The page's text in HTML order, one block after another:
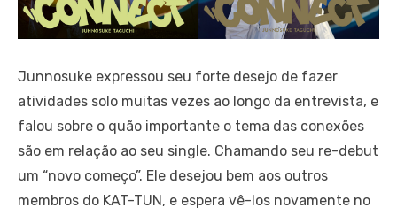
Junnosuke expressou seu forte desejo de fazer
atividades solo muitas vezes ao longo da entrevista, e
falou sobre o quão importante o tema das conexões
são em relação ao seu single. Chamando seu re-debut
um “novo começo”. Ele desejou bem aos outros
membros do KAT-TUN, e espera vê-los novamente no